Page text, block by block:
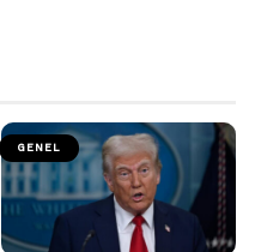
GENEL